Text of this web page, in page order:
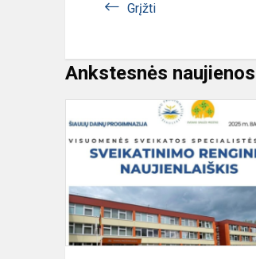
Grįžti
Ankstesnės naujienos